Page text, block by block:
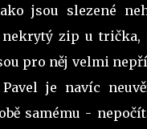
jsou slezené
nekrytý zip u trička,
pro něj velmi
je navíc
samému -